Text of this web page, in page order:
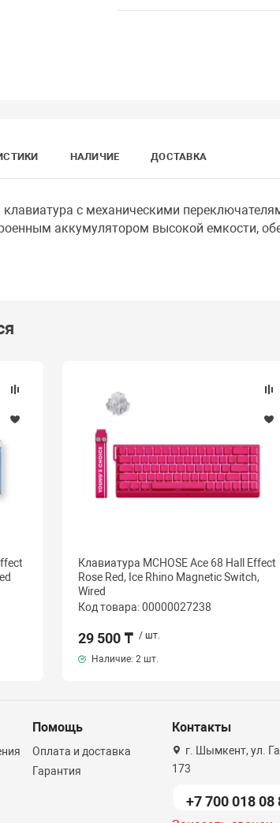
НАЛИЧИЕ ДОСТАВКА
с механическими
аккумулятором высокой емкости,
Клавиатура MCHOSE Ace 68 Hall Effect
Rose Red, Ice Rhino Magnetic Switch,
Wired
Код товара: 00000027238
29 500 ₸ / шт.
Наличие:2 шт.
Помощь
Оплата и доставка
Гарантия
Контакты
г. Шымкент, ул.
173
+7 700 018 08